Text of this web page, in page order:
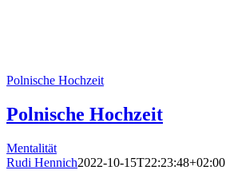
Polnische Hochzeit
Polnische Hochzeit
Mentalität
Rudi Hennich2022-10-15T22:23:48+02:00